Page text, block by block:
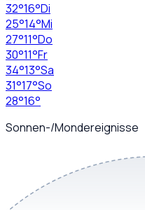
32°16°Di
25°14°Mi
27°11°Do
30°11°Fr
34°13°Sa
31°17°So
28°16°
Sonnen-/Mondereignisse